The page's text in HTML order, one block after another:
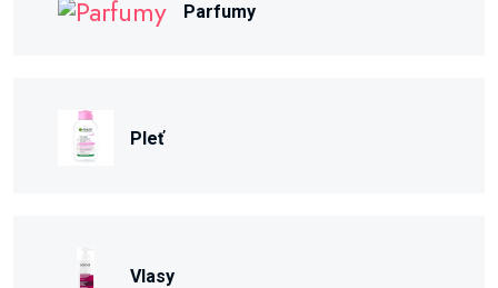
Parfumy
Pleť
Vlasy